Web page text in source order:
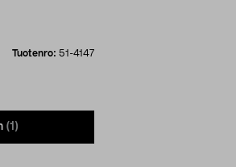
Tuotenro: 51-4147
(1)